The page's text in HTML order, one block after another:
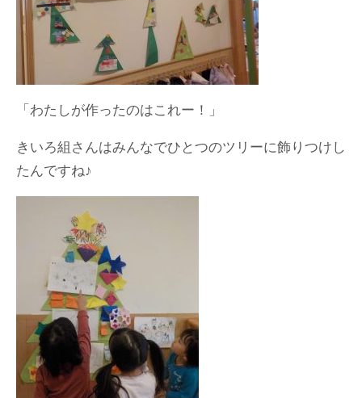
「わたしが作ったのはこれー！」
きいろ組さんはみんなでひとつのツリーに飾りつけし
たんですね♪